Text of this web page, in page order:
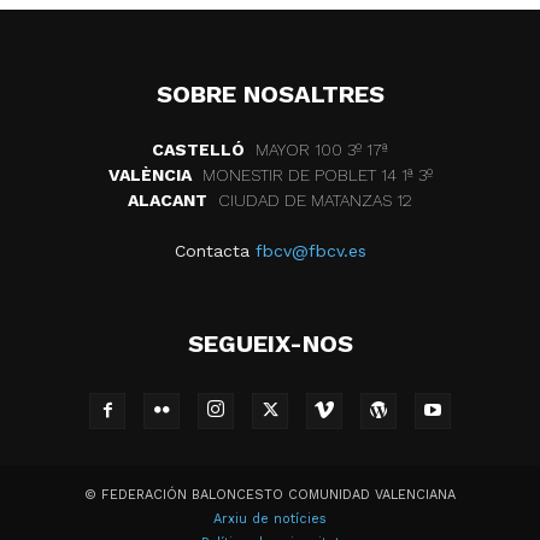
SOBRE NOSALTRES
CASTELLÓ
MAYOR 100 3º 17ª
VALÈNCIA
MONESTIR DE POBLET 14 1ª 3º
ALACANT
CIUDAD DE MATANZAS 12
Contacta fbcv@fbcv.es
SEGUEIX-NOS
© FEDERACIÓN BALONCESTO COMUNIDAD VALENCIANA
Arxiu de notícies